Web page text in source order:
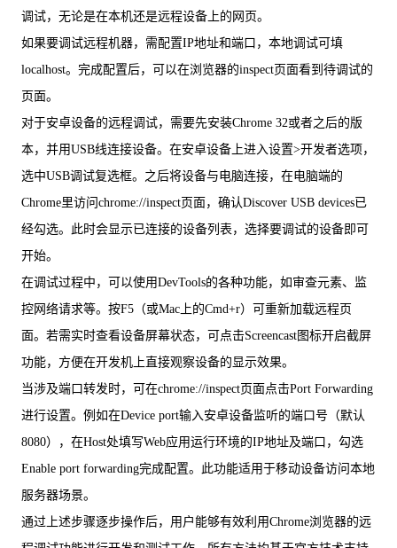
调试，无论是在本机还是远程设备上的网页。
如果要调试远程机器，需配置IP地址和端口，本地调试可填
localhost。完成配置后，可以在浏览器的inspect页面看到待调试的
页面。
对于安卓设备的远程调试，需要先安装Chrome 32或者之后的版
本，并用USB线连接设备。在安卓设备上进入设置>开发者选项，
选中USB调试复选框。之后将设备与电脑连接，在电脑端的
Chrome里访问chrome://inspect页面，确认Discover USB devices已
经勾选。此时会显示已连接的设备列表，选择要调试的设备即可
开始。
在调试过程中，可以使用DevTools的各种功能，如审查元素、监
控网络请求等。按F5（或Mac上的Cmd+r）可重新加载远程页
面。若需实时查看设备屏幕状态，可点击Screencast图标开启截屏
功能，方便在开发机上直接观察设备的显示效果。
当涉及端口转发时，可在chrome://inspect页面点击Port Forwarding
进行设置。例如在Device port输入安卓设备监听的端口号（默认
8080），在Host处填写Web应用运行环境的IP地址及端口，勾选
Enable port forwarding完成配置。此功能适用于移动设备访问本地
服务器场景。
通过上述步骤逐步操作后，用户能够有效利用Chrome浏览器的远